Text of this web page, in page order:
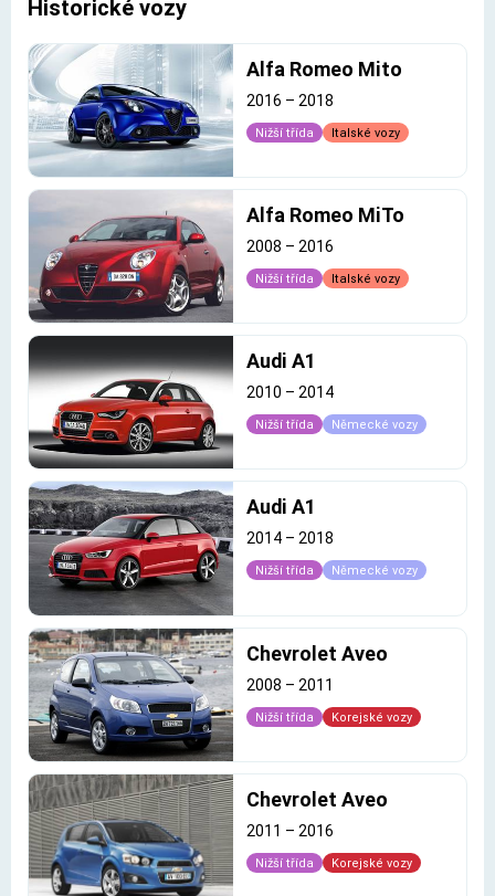
Historické vozy
Alfa Romeo Mito
2016 – 2018
Nižší třída Italské vozy
Alfa Romeo MiTo
2008 – 2016
Nižší třída Italské vozy
Audi A1
2010 – 2014
Nižší třída Německé vozy
Audi A1
2014 – 2018
Nižší třída Německé vozy
Chevrolet Aveo
2008 – 2011
Nižší třída Korejské vozy
Chevrolet Aveo
2011 – 2016
Nižší třída Korejské vozy